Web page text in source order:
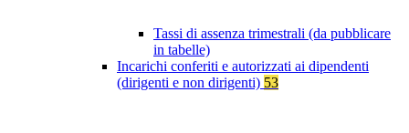
Tassi di assenza trimestrali (da pubblicare
in tabelle)
Incarichi conferiti e autorizzati ai dipendenti
(dirigenti e non dirigenti) 53